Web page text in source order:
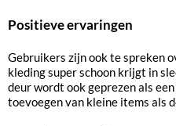
Positieve ervaringen
Gebruikers zijn ook te spreken
kleding super schoon krijgt in
deur wordt ook geprezen als
toevoegen van kleine items als